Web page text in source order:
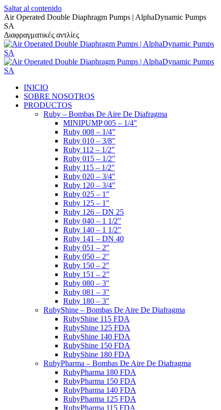
Saltar al contenido
Air Operated Double Diaphragm Pumps | AlphaDynamic Pumps
SA
Διαφραγματικές αντλίες
INICIO
SOBRE NOSOTROS
PRODUCTOS
Ruby – Bombas De Aire De Diafragma
MINIPUMP 005 – 1/4″
Ruby 008 – 1/4”
Ruby 010 – 3/8″
Ruby 112 – 1/2″
Ruby 015 – 1/2″
Ruby 115 – 1/2″
Ruby 020 – 3/4″
Ruby 120 – 3/4″
Ruby 025 – 1″
Ruby 125 – 1″
Ruby 126 – DN 25
Ruby 040 – 1 1/2″
Ruby 140 – 1 1/2″
Ruby 141 – DN 40
Ruby 051 – 2″
Ruby 050 – 2″
Ruby 150 – 2″
Ruby 151 – 2”
Ruby 080 – 3″
Ruby 081 – 3″
Ruby 180 – 3″
RubyShine – Bombas De Aire De Diafragma
RubyShine 115 FDA
RubyShine 125 FDA
RubyShine 140 FDA
RubyShine 150 FDA
RubyShine 180 FDA
RubyPharma – Bombas De Aire De Diafragma
RubyPharma 180 FDA
RubyPharma 150 FDA
RubyPharma 140 FDA
RubyPharma 125 FDA
RubyPharma 115 FDA